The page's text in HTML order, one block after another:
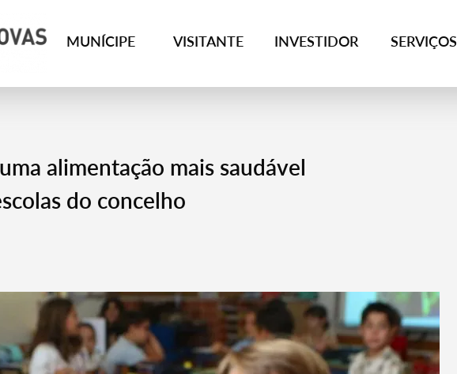
MUNÍCIPE VISITANTE INVESTIDOR SERVIÇOS
alimentação mais saudável
do concelho